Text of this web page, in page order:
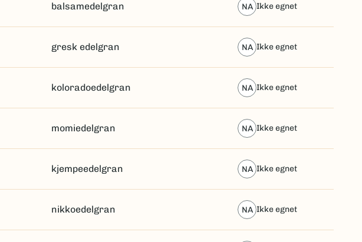
balsamedelgran NA ikke egnet
gresk edelgran NA ikke egnet
koloradoedelgran NA ikke egnet
momiedelgran NA ikke egnet
kjempeedelgran NA ikke egnet
nikkoedelgran NA ikke egnet